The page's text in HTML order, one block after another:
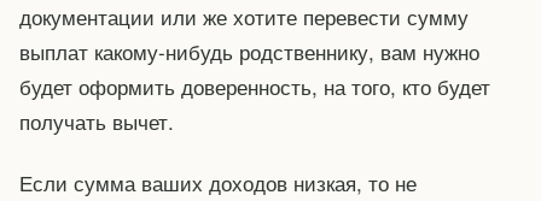
документации или же хотите перевести сумму
выплат какому-нибудь родственнику, вам нужно
будет оформить доверенность, на того, кто будет
получать вычет.
Если сумма ваших доходов низкая, то не